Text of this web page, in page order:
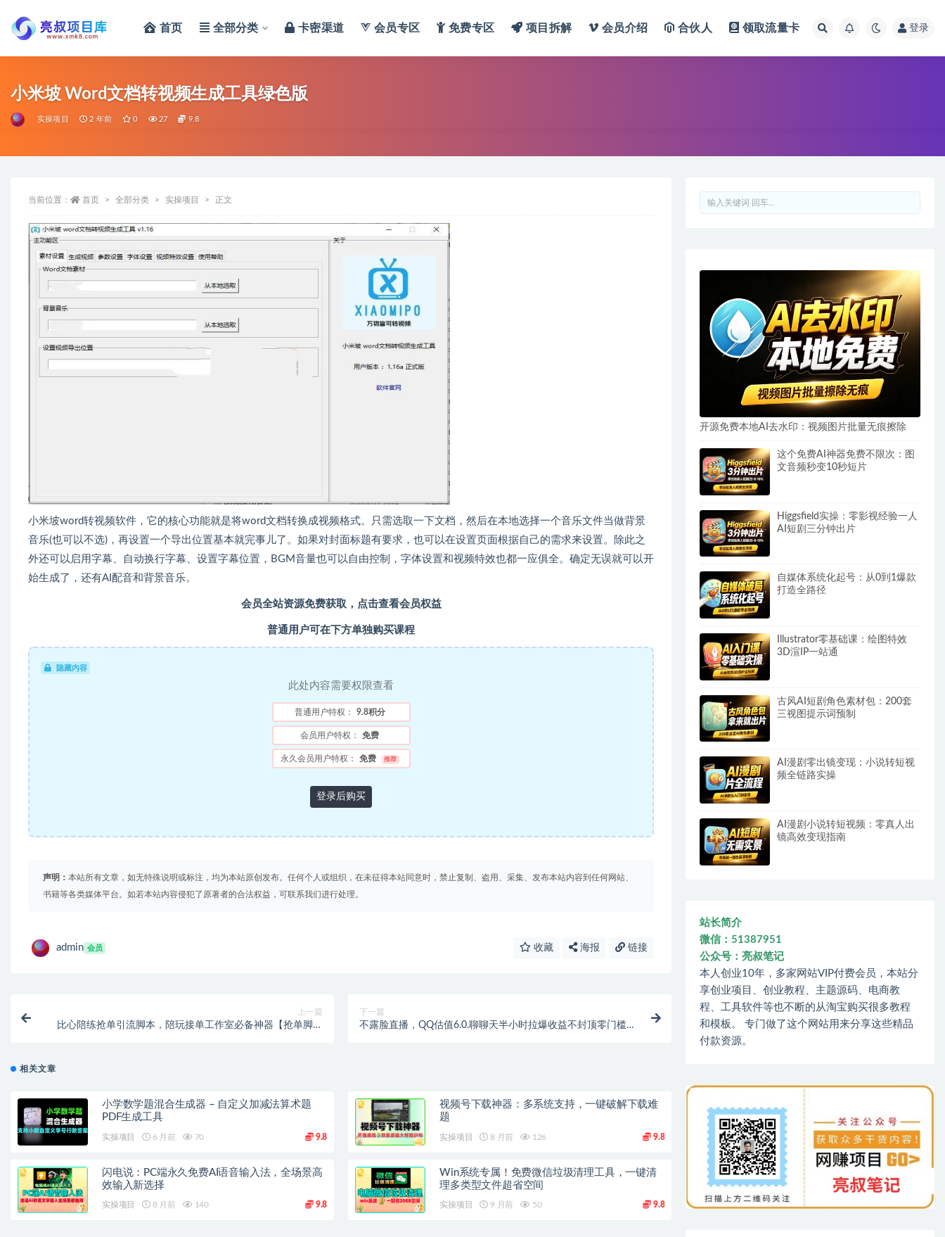
首页 全部分类 卡密渠道 会员专区 免费专区 项目拆解 会员介绍 合伙人 领取流量卡 登录
小米坡 Word文档转视频生成工具绿色版
实操项目 2 年前 0 27 9.8
当前位置： 首页 全部分类 实操项目 正文
小米坡word转视频软件，它的核心功能就是将word文档转换成视频格式。只需选取一下文档，然后在本地选择一个音乐文件当做背景
音乐(也可以不选)，再设置一个导出位置基本就完事儿了。如果对封面标题有要求，也可以在设置页面根据自己的需求来设置。除此之
外还可以启用字幕、自动换行字幕、设置字幕位置，BGM音量也可以自由控制，字体设置和视频特效也都一应俱全。确定无误就可以开
始生成了，还有AI配音和背景音乐。
会员全站资源免费获取，点击查看会员权益
普通用户可在下方单独购买课程
隐藏内容
此处内容需要权限查看
普通用户特权： 9.8积分
会员用户特权： 免费
永久会员用户特权： 免费 推荐
登录后购买
声明： 本站所有文章，如无特殊说明或标注，均为本站原创发布。任何个人或组织，在未征得本站同意时，禁止复制、盗用、采集、发布本站内容到任何网站、
书籍等各类媒体平台。如若本站内容侵犯了原著者的合法权益，可联系我们进行处理。
admin 会员 收藏 海报 链接
上一篇
比心陪练抢单引流脚本，陪玩接单工作室必备神器【抢单脚本
下一篇
不露脸直播，QQ估值6.0.聊聊天半小时拉爆收益不封顶零门槛喂
相关文章
小学数学题混合生成器 – 自定义加减法算术题
PDF生成工具
实操项目 6 月前 70 9.8
视频号下载神器：多系统支持，一键破解下载难
题
实操项目 8 月前 126 9.8
闪电说：PC端永久免费AI语音输入法，全场景高
效输入新选择
实操项目 8 月前 140 9.8
Win系统专属！免费微信垃圾清理工具，一键清
理多类型文件超省空间
实操项目 9 月前 50 9.8
开源免费本地AI去水印：视频图片批量无痕擦除
这个免费AI神器免费不限次：图
文音频秒变10秒短片
Higgsfield实操：零影视经验一人
AI短剧三分钟出片
自媒体系统化起号：从0到1爆款
打造全路径
Illustrator零基础课：绘图特效
3D渲IP一站通
古风AI短剧角色素材包：200套
三视图提示词预制
AI漫剧零出镜变现：小说转短视
频全链路实操
AI漫剧小说转短视频：零真人出
镜高效变现指南
站长简介
微信：51387951
公众号：亮叔笔记
本人创业10年，多家网站VIP付费会员，本站分
享创业项目、创业教程、主题源码、电商教
程、工具软件等也不断的从淘宝购买很多教程
和模板。 专门做了这个网站用来分享这些精品
付款资源。